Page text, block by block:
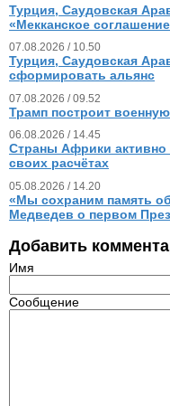
Турция, Саудовская
«Мекканское
07.08.2026 / 10.50
Турция, Саудовская
сформировать альянс
07.08.2026 / 09.52
Трамп построит
06.08.2026 / 14.45
Страны Африки
своих расчётах
05.08.2026 / 14.20
«Мы сохраним память
Медведев о первом
Добавить
Имя
Сообщение